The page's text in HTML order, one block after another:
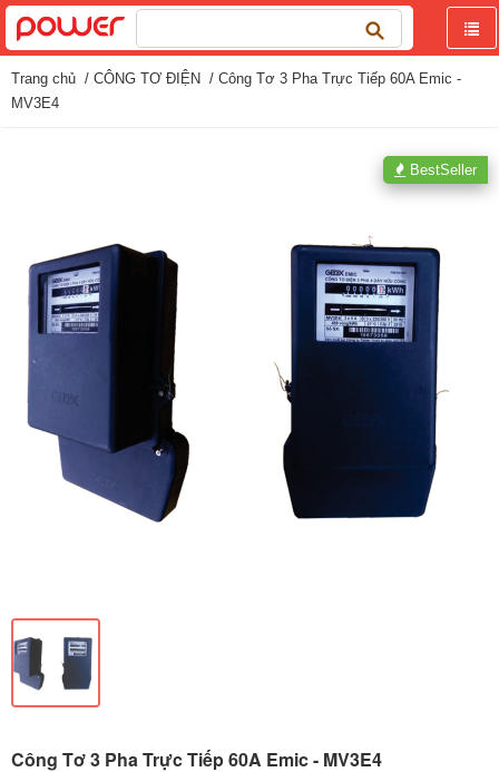
Tìm
kiếm
Trang chủ / CÔNG TƠ ĐIỆN / Công Tơ 3 Pha Trực Tiếp 60A Emic -
MV3E4
BestSeller
Công Tơ 3 Pha Trực Tiếp 60A Emic - MV3E4